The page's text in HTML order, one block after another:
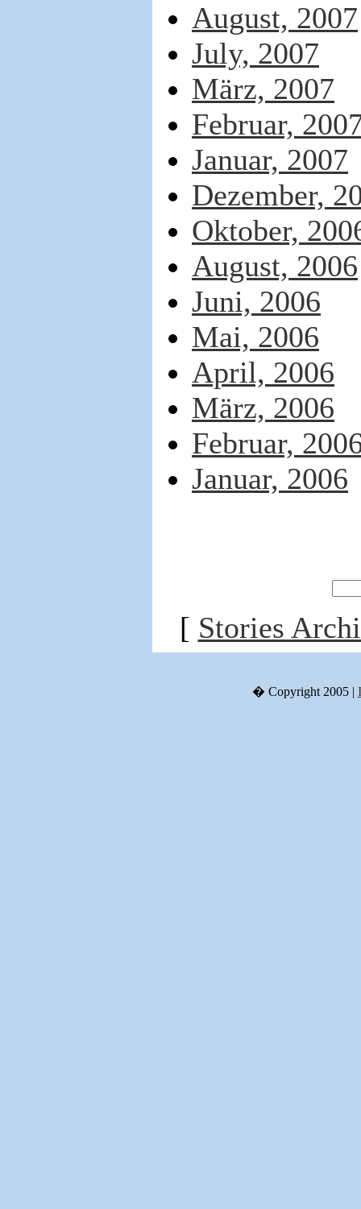
August, 2007
July, 2007
März, 2007
Februar,
Januar, 2007
Dezember,
Oktober,
August, 2006
Juni, 2006
Mai, 2006
April, 2006
März, 2006
Februar,
Januar, 2006
[ Stories
� Copyright 2005 |